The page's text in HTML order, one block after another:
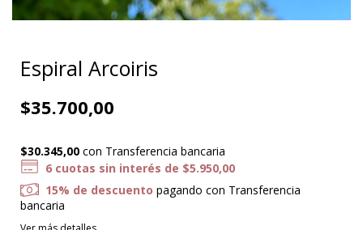
Espiral Arcoiris
$35.700,00
$30.345,00 con Transferencia bancaria
6 cuotas sin interés de $5.950,00
15% de descuento pagando con Transferencia
bancaria